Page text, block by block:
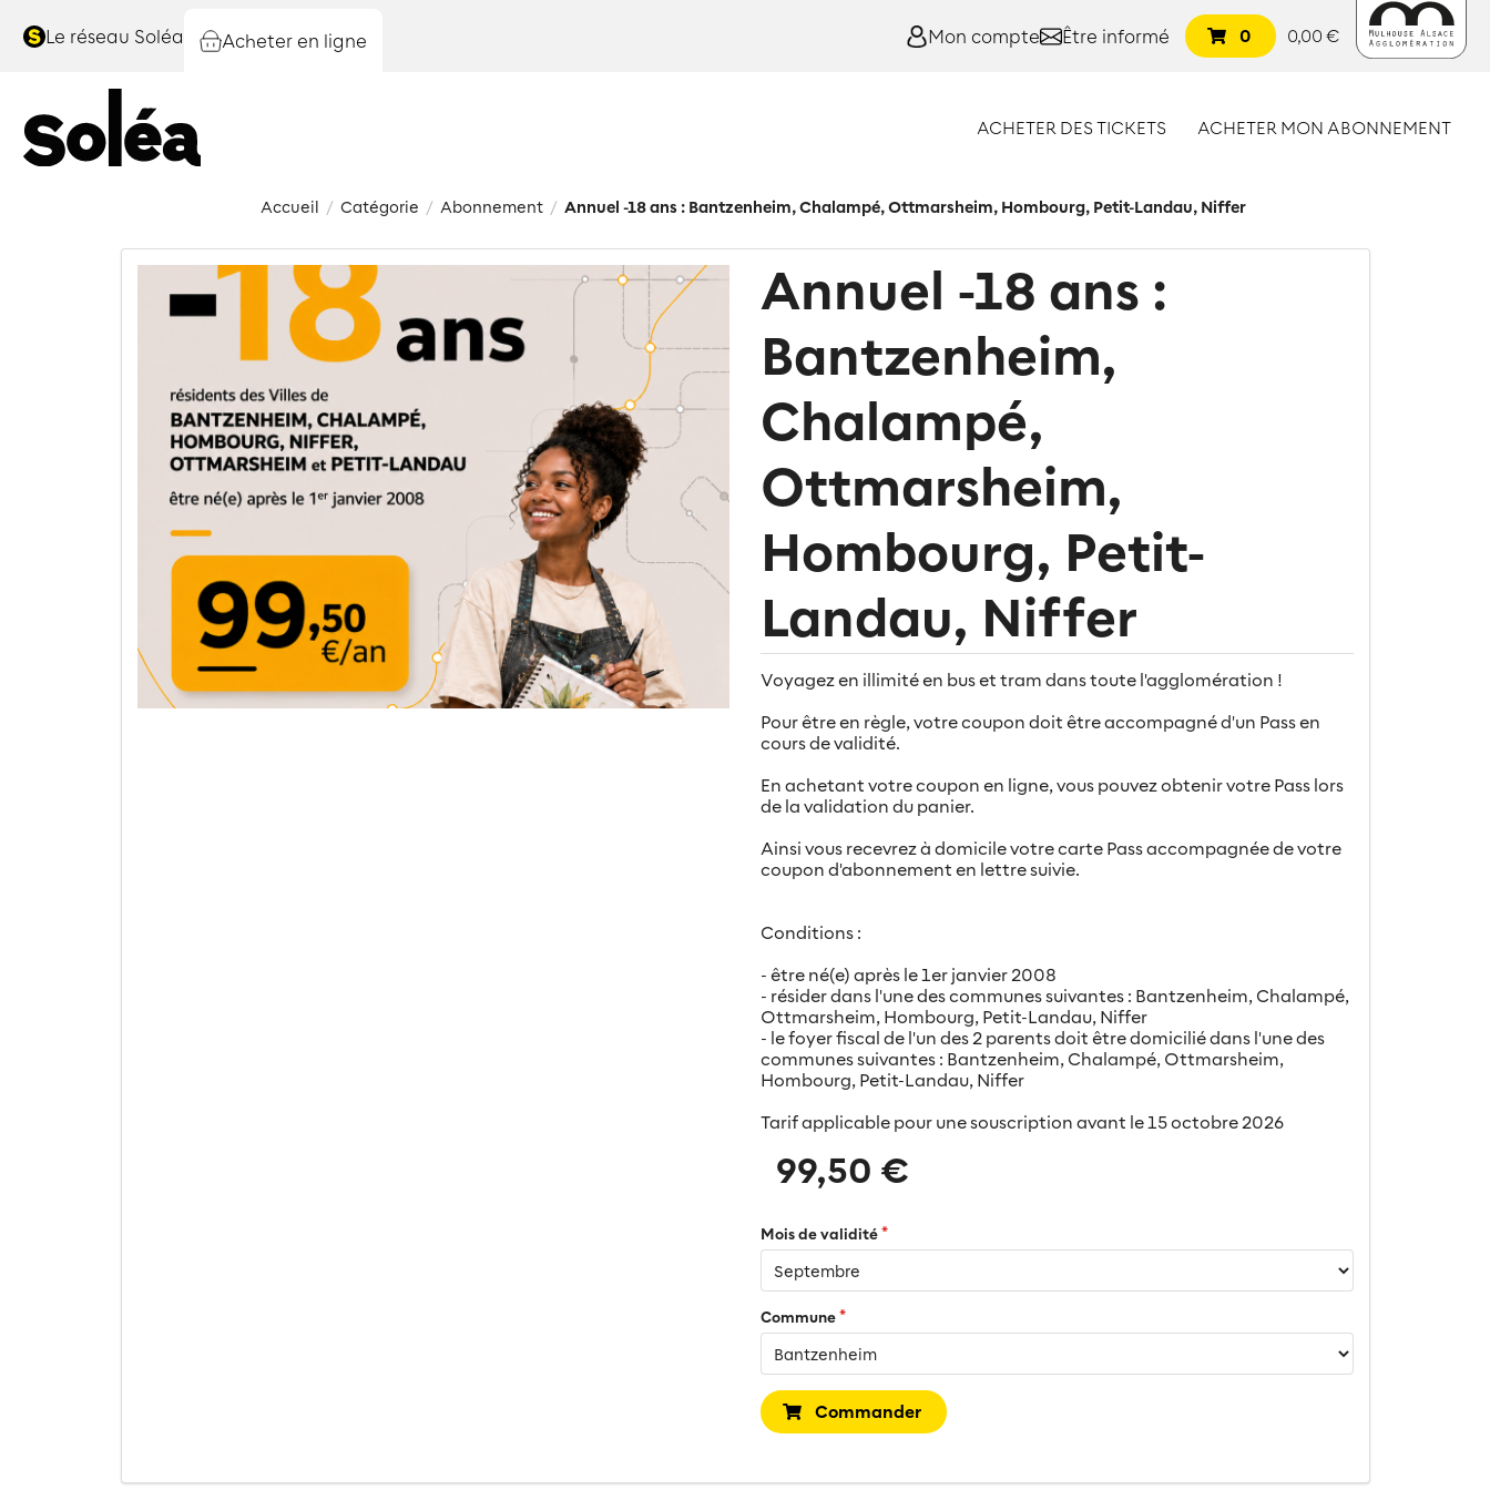
Le réseau Soléa Acheter en ligne Mon compte Être informé 0 0,00 €
ACHETER DES TICKETS ACHETER MON ABONNEMENT
Accueil / Catégorie / Abonnement / Annuel -18 ans : Bantzenheim, Chalampé, Ottmarsheim, Hombourg, Petit-Landau, Niffer
Annuel -18 ans :
Bantzenheim,
Chalampé,
Ottmarsheim,
Hombourg, Petit-
Landau, Niffer
Voyagez en illimité en bus et tram dans toute l'agglomération !
Pour être en règle, votre coupon doit être accompagné d'un Pass en
cours de validité.
En achetant votre coupon en ligne, vous pouvez obtenir votre Pass lors
de la validation du panier.
Ainsi vous recevrez à domicile votre carte Pass accompagnée de votre
coupon d'abonnement en lettre suivie.
Conditions :
- être né(e) après le 1er janvier 2008
- résider dans l'une des communes suivantes : Bantzenheim, Chalampé,
Ottmarsheim, Hombourg, Petit-Landau, Niffer
- le foyer fiscal de l'un des 2 parents doit être domicilié dans l'une des
communes suivantes : Bantzenheim, Chalampé, Ottmarsheim,
Hombourg, Petit-Landau, Niffer
Tarif applicable pour une souscription avant le 15 octobre 2026
99,50 €
Mois de validité
Commune
Commander